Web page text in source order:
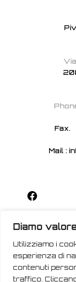
Diamo
Utilizziamo i
esperienza di
contenuti
traffico.
:
Fax.
Mail :